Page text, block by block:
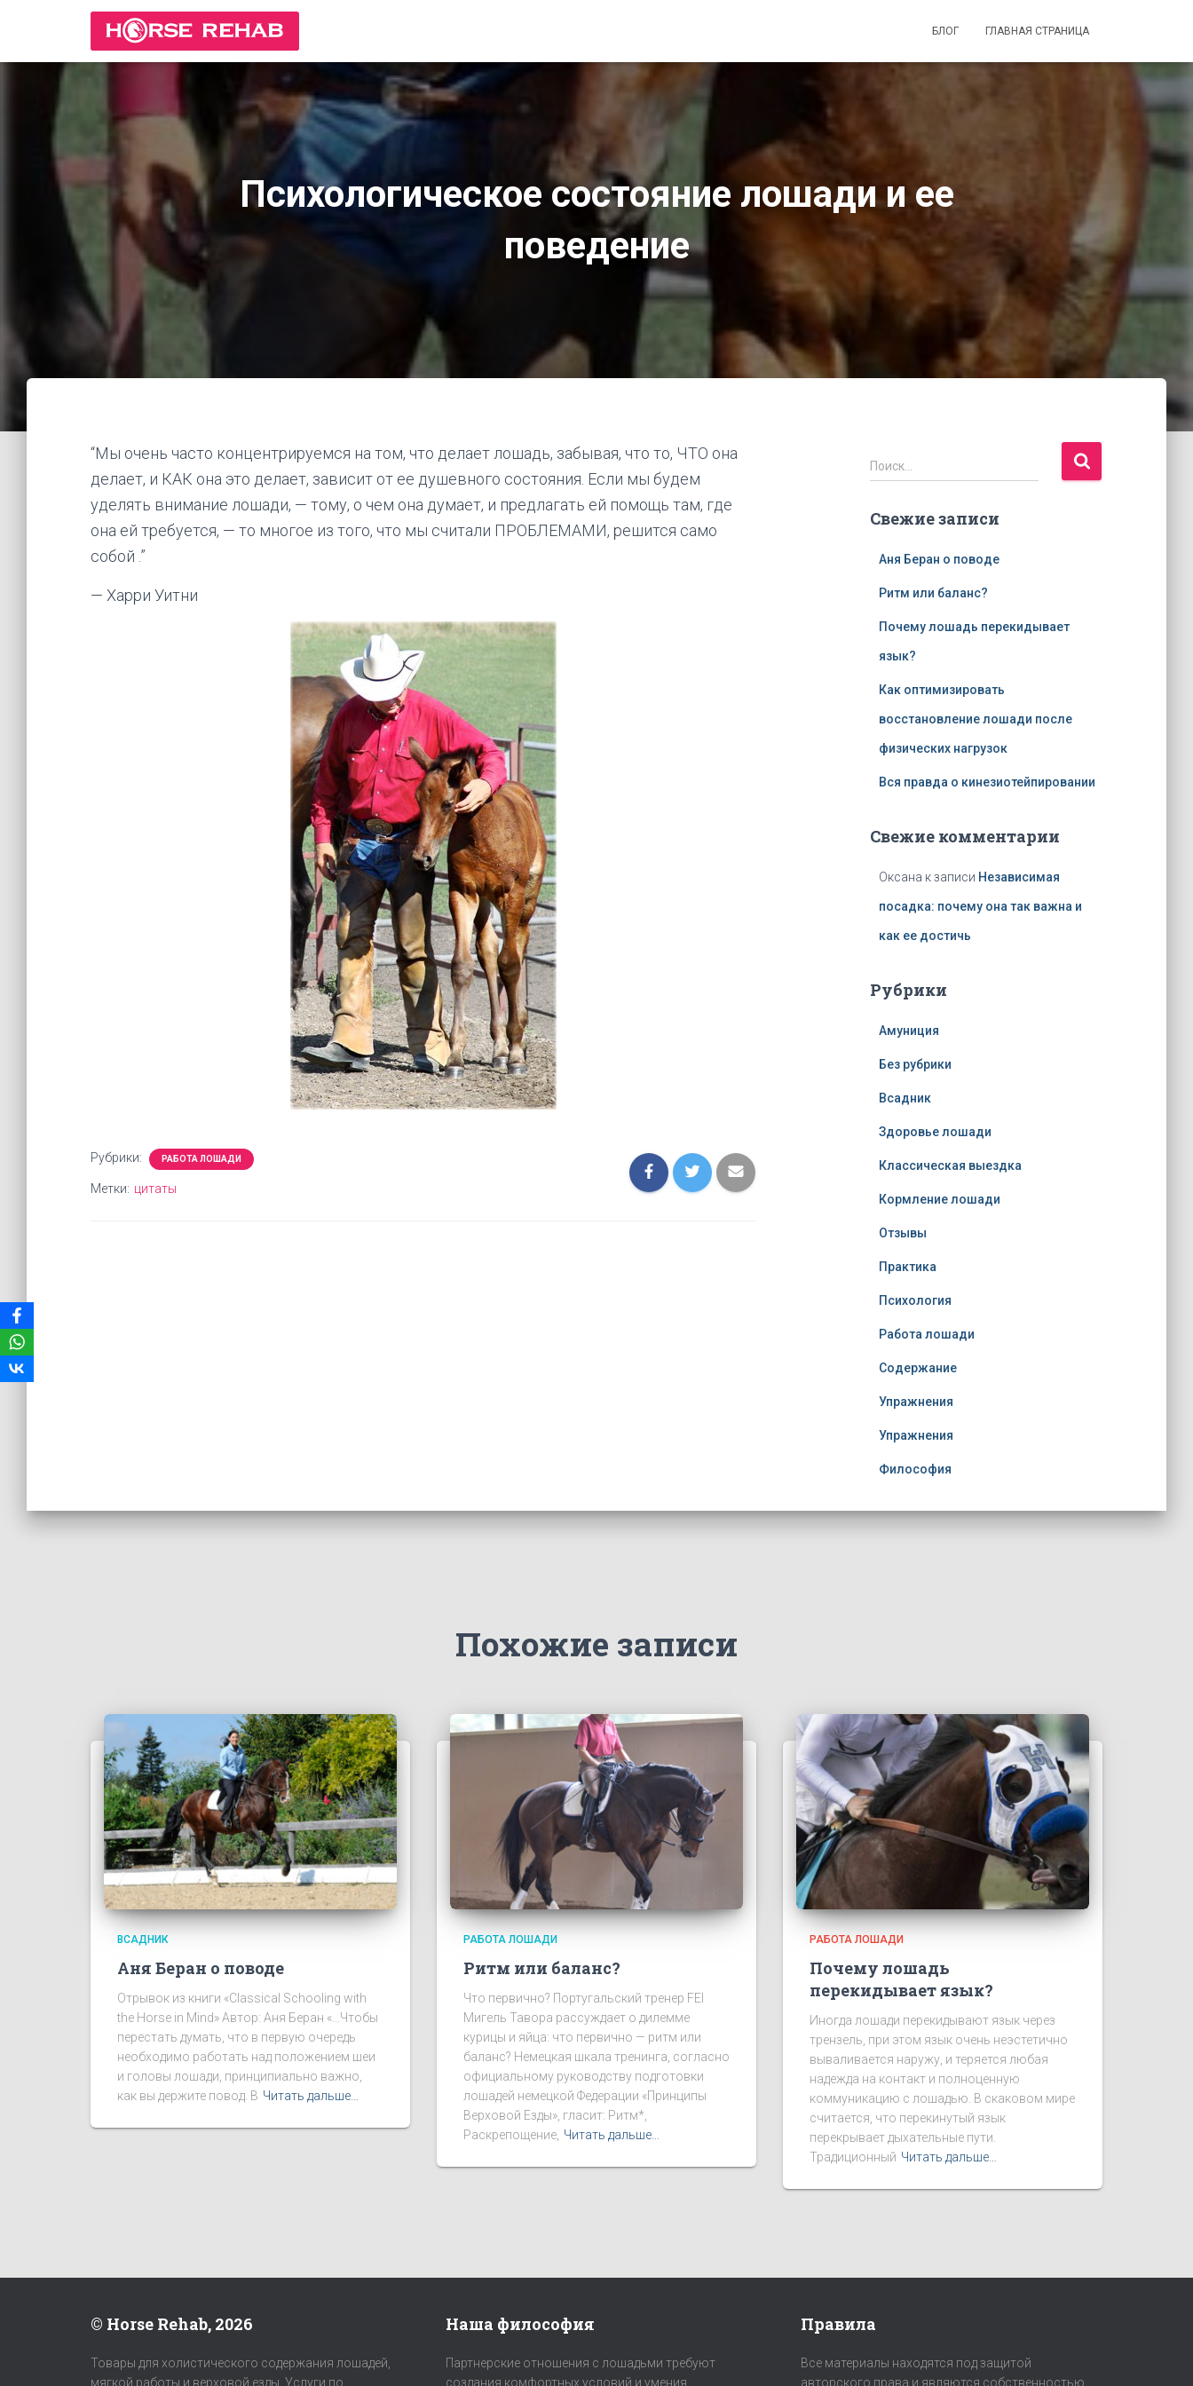
БЛОГ ГЛАВНАЯ СТРАНИЦА
Психологическое состояние лошади и ее
поведение
“Мы очень часто концентрируемся на том, что делает лошадь, забывая, что то, ЧТО она
делает, и КАК она это делает, зависит от ее душевного состояния. Если мы будем
уделять внимание лошади, — тому, о чем она думает, и предлагать ей помощь там, где
она ей требуется, — то многое из того, что мы считали ПРОБЛЕМАМИ, решится само
собой .”
— Харри Уитни
Рубрики: РАБОТА ЛОШАДИ
Метки: цитаты
Н
а
т
Поиск…
Свежие записи
Аня Беран о поводе
Ритм или баланс?
Почему лошадь перекидывает
язык?
Как оптимизировать
восстановление лошади после
физических нагрузок
Вся правда о кинезиотейпировании
Свежие комментарии
Оксана к записи Независимая
посадка: почему она так важна и
как ее достичь
Рубрики
Амуниция
Без рубрики
Всадник
Здоровье лошади
Классическая выездка
Кормление лошади
Отзывы
Практика
Психология
Работа лошади
Содержание
Упражнения
Упражнения
Философия
Похожие записи
ВСАДНИК
Аня Беран о поводе
Отрывок из книги «Classical Schooling with
the Horse in Mind» Автор: Аня Беран «…Чтобы
перестать думать, что в первую очередь
необходимо работать над положением шеи
и головы лошади, принципиально важно,
как вы держите повод. В Читать дальше…
РАБОТА ЛОШАДИ
Ритм или баланс?
Что первично? Португальский тренер FEI
Мигель Тавора рассуждает о дилемме
курицы и яйца: что первично — ритм или
баланс? Немецкая шкала тренинга, согласно
официальному руководству подготовки
лошадей немецкой Федерации «Принципы
Верховой Езды», гласит: Ритм*,
Раскрепощение, Читать дальше…
РАБОТА ЛОШАДИ
Почему лошадь
перекидывает язык?
Иногда лошади перекидывают язык через
трензель, при этом язык очень неэстетично
вываливается наружу, и теряется любая
надежда на контакт и полноценную
коммуникацию с лошадью. В скаковом мире
считается, что перекинутый язык
перекрывает дыхательные пути.
Традиционный Читать дальше…
© Horse Rehab, 2026
Товары для холистического содержания лошадей,
мягкой работы и верховой езды. Услуги по
Наша философия
Партнерские отношения с лошадьми требуют
создания комфортных условий и умения
Правила
Все материалы находятся под защитой
авторского права и являются собственностью